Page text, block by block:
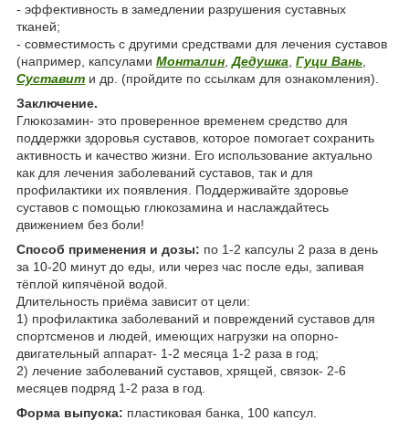
- эффективность в замедлении разрушения суставных
тканей;
- совместимость с другими средствами для лечения суставов
(например, капсулами Монталин ,Дедушка Гуци Вань
Суставит и др. (пройдите по ссылкам для ознакомления).
Заключение.
Глюкозамин- это проверенное временем средство для
поддержки здоровья суставов, которое помогает сохранить
активность и качество жизни. Его использование актуально
как для лечения заболеваний суставов, так и для
профилактики их появления. Поддерживайте здоровье
суставов с помощью глюкозамина и наслаждайтесь
движением без боли!
Способ применения и дозы: по 1-2 капсулы 2 раза в день
за 10-20 минут до еды, или через час после еды, запивая
тёплой кипячёной водой.
Длительность приёма зависит от цели:
1) профилактика заболеваний и повреждений суставов для
спортсменов и людей, имеющих нагрузки на опорно-
двигательный аппарат- 1-2 месяца 1-2 раза в год;
2) лечение заболеваний суставов, хрящей, связок- 2-6
месяцев подряд 1-2 раза в год.
Форма выпуска: пластиковая банка, 100 капсул.